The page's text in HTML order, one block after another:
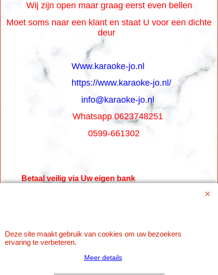
Wij zijn open maar graag eerst even bellen
Moet soms naar een klant en staat U voor een dichte
deur
Www.karaoke-jo.nl
https://www.karaoke-jo.nl/
info@karaoke-jo.nl
Whatsapp 0623748251
0599-661302
Betaal veilig via Uw eigen bank
Deze site maakt gebruik van cookies om uw bezoekers
ervaring te verbeteren.
Meer details